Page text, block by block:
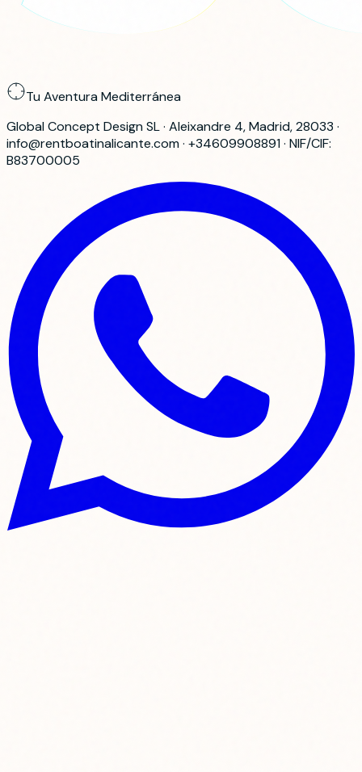
Tu Aventura Mediterránea
Global Concept Design SL · Aleixandre 4, Madrid, 28033 ·
info@rentboatinalicante.com · +34609908891 · NIF/CIF:
B83700005